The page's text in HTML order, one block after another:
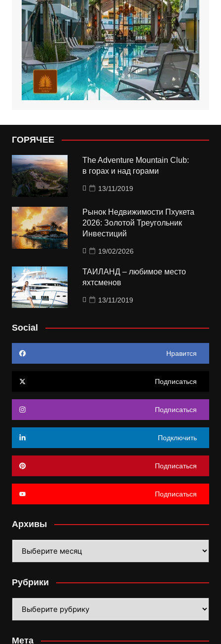
ГОРЯЧЕЕ
The Adventure Mountain Club:
в горах и над горами
13/11/2019
Рынок Недвижимости Пхукета
2026: Золотой Треугольник
Инвестиций
19/02/2026
ТАИЛАНД – любимое место
яхтсменов
13/11/2019
Social
Нравится
Подписаться
Подписаться
Подключить
Подписаться
Подписаться
Архивы
Рубрики
Мета